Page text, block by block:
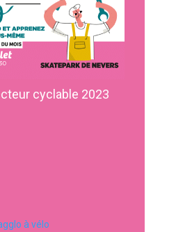
cyclable 2023
à vélo